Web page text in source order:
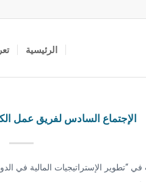
الرئيسية
الإجتماع السادس لفريق عمل
المالية في الدول الأعضاء لدى منظمة التعاون